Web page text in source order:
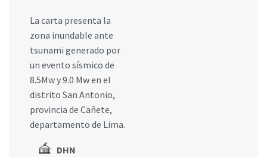
La carta presenta la
zona inundable ante
tsunami generado por
un evento sísmico de
8.5Mw y 9.0 Mw en el
distrito San Antonio,
provincia de Cañete,
departamento de Lima.
DHN